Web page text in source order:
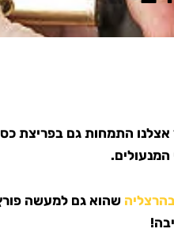
התמחות גם בפריצת
שהוא גם למעשה